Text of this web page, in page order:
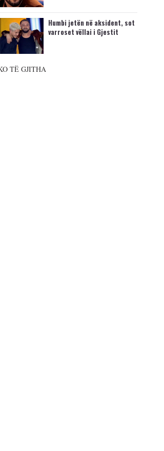
Humbi jetën në aksident, sot
varroset vëllai i Gjestit
TË GJITHA